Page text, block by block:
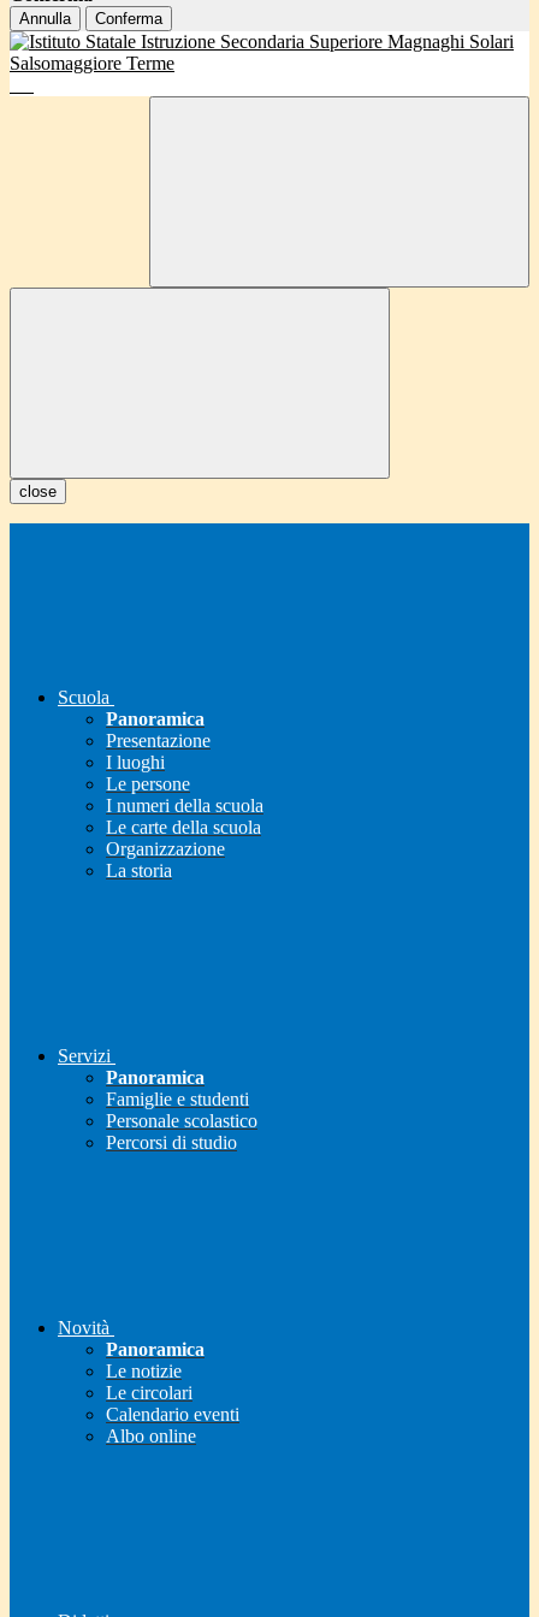
Annulla Conferma
close
Scuola
Panoramica
Presentazione
I luoghi
Le persone
I numeri della scuola
Le carte della scuola
Organizzazione
La storia
Servizi
Panoramica
Famiglie e studenti
Personale scolastico
Percorsi di studio
Novità
Panoramica
Le notizie
Le circolari
Calendario eventi
Albo online